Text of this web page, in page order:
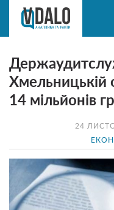
24
Хмельницькій
14 мільйонів